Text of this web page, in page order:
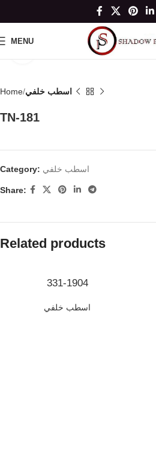
MENU
Click to enlarge
Home اسطب خلفي
TN-181
Category: اسطب خلفي
Share:
Related products
331-1904
اسطب خلفي